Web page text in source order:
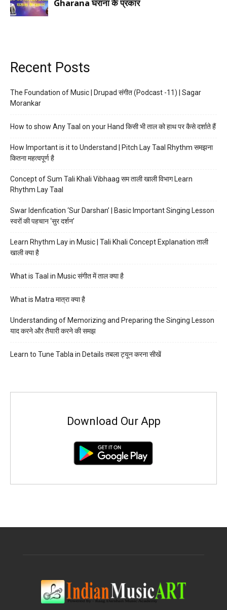
Recent Posts
The Foundation of Music | Drupad संगीत (Podcast -11) | Sagar
Morankar
How to show Any Taal on your Hand किसी भी ताल को हाथ पर कैसे दर्शाते हैं
How Important is it to Understand | Pitch Lay Taal Rhythm समझना
कितना महत्वपूर्ण है
Concept of Sum Tali Khali Vibhaag सम ताली खाली विभाग Learn
Rhythm Lay Taal
Swar Idenfication ‘Sur Darshan’ | Basic Important Singing Lesson
स्वरों की पहचान ‘सुर दर्शन’
Learn Rhythm Lay in Music | Tali Khali Concept Explanation ताली
खाली क्या है
What is Taal in Music संगीत में ताल क्या है
What is Matra मात्रा क्या है
Understanding of Memorizing and Preparing the Singing Lesson
याद करने और तैयारी करने की समझ
Learn to Tune Tabla in Details तबला ट्यून करना सीखें
Download Our App